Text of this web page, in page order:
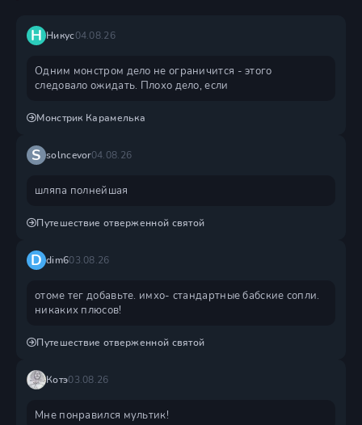
Н Никус04.08.26
Одним монстром дело не ограничится - этого
следовало ожидать. Плохо дело, если
Монстрик Карамелька
S solncevor04.08.26
шляпа полнейшая
Путешествие отверженной святой
D dim603.08.26
отоме тег добавьте. имхо- стандартные бабские сопли.
никаких плюсов!
Путешествие отверженной святой
Котэ03.08.26
Мне понравился мультик!